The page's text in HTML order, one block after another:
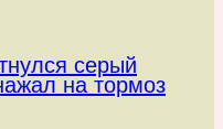
серый
на тормоз